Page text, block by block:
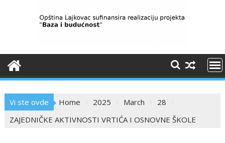
Vi ste ovde Home 2025 March
28
ZAJEDNIČKE AKTIVNOSTI VRTIĆA I OSNOVNE ŠKOLE